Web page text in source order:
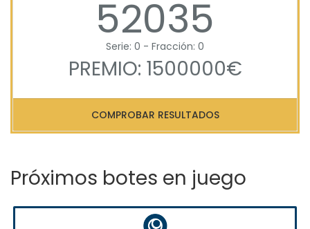
52035
Serie: 0 - Fracción: 0
PREMIO: 1500000€
COMPROBAR RESULTADOS
Próximos botes en juego